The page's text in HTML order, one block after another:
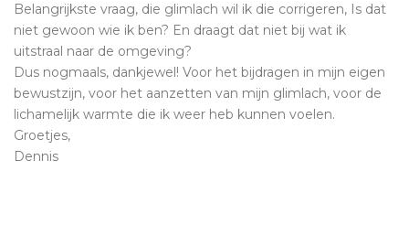
Belangrijkste vraag, die glimlach wil ik die corrigeren, Is dat
niet gewoon wie ik ben? En draagt dat niet bij wat ik
uitstraal naar de omgeving?
Dus nogmaals, dankjewel! Voor het bijdragen in mijn eigen
bewustzijn, voor het aanzetten van mijn glimlach, voor de
lichamelijk warmte die ik weer heb kunnen voelen.
Groetjes,
Dennis